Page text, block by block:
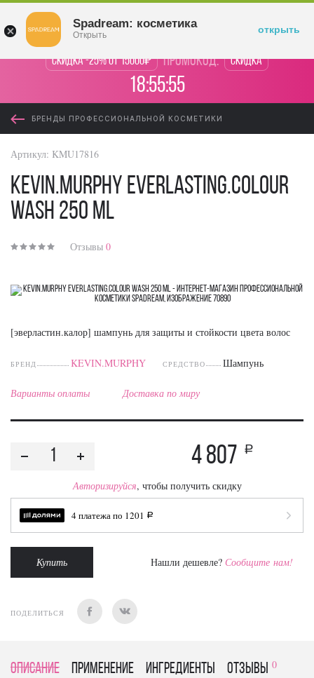
Скидка -25% от 15000₽ промокод: Скидка
18:55:55
БРЕНДЫ ПРОФЕССИОНАЛЬНОЙ КОСМЕТИКИ
Артикул: KMU17816
KEVIN.MURPHY everlasting.colour
wash 250 ml
Отзывы 0
[эверластин.калор] шампунь для защиты и стойкости цвета волос
БРЕНД KEVIN.MURPHY СРЕДСТВО Шампунь
Варианты оплаты Доставка по миру
4 807 a
Авторизируйся, чтобы получить скидку
4 платежа по 1201 a
Купить Нашли дешевле? Сообщите нам!
ПОДЕЛИТЬСЯ
Описание Применение Ингредиенты отзывы 0
Spadream: косметика
Открыть открыть